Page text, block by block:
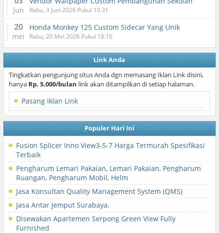
jun Rabu, 3 Juni 2026 Pukul 10.31
20
mei
Honda Monkey 125 Custom Sidecar Yang Unik
Rabu, 20 Mei 2026 Pukul 18.16
Link Anda
Tingkatkan pengunjung situs Anda dgn memasang Iklan Link disini,
hanya Rp. 5.000/bulan link akan ditampilkan di setiap halaman.
Pasang Iklan Link
Populer Hari Ini
Fusion Splicer Inno View3-5-7 Harga Termurah Spesifikasi
Terbaik
Pengharum Lemari Pakaian, Lemari Pakaian, Pengharum
Ruangan, Pengharum Mobil, Helm
Jasa Konsultan Quality Management System (QMS)
Jasa Antar Jemput Surabaya.
Disewakan Apartemen Serpong Green View Fully
Furnished